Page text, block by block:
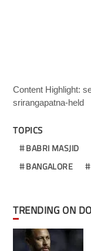
Content Highlight:
srirangapatna-held
TOPICS
BABRI MASJID
BANGALORE
TRENDING ON